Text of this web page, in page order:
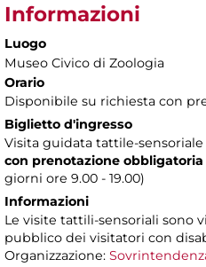
Informazioni
Luogo
Museo Civico di Zoologia
Orario
Disponibile su richiesta con
Biglietto d'ingresso
Visita guidata tattile-
con prenotazione obbligatoria
giorni ore 9.00 - 19.00)
Informazioni
Le visite tattili-sensoriali sono
pubblico dei visitatori con
Organizzazione: